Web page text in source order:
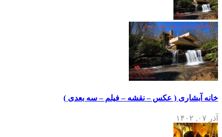
خانه آبشاری ( عکس – نقشه – فیلم – سه بعدی )
آذر ۰۷, ۱۴۰۲